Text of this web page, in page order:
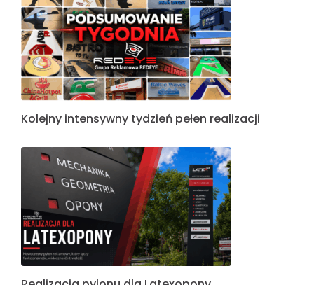
Kolejny intensywny tydzień pełen realizacji